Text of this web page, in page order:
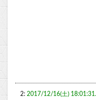
2: 2017/12/16(土)